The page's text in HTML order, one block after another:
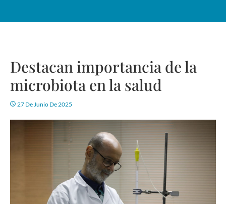
Destacan importancia de la
microbiota en la salud
27 De Junio De 2025